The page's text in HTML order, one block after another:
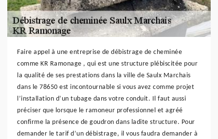
Faire appel à une entreprise de débistrage de cheminée
comme KR Ramonage , qui est une structure plébiscitée pour
la qualité de ses prestations dans la ville de Saulx Marchais
dans le 78650 est incontournable si vous avez comme projet
l’installation d’un tubage dans votre conduit. Il faut aussi
préciser que lorsque le ramoneur professionnel et agréé
confirme la présence de goudron dans ladite structure. Pour
demander le tarif d’un débistrage, il vous faudra demander à